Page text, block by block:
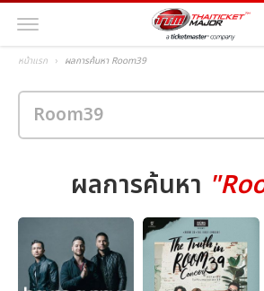
หน้าแรก ผลการค้นหา Room39
ผลการค้นหา